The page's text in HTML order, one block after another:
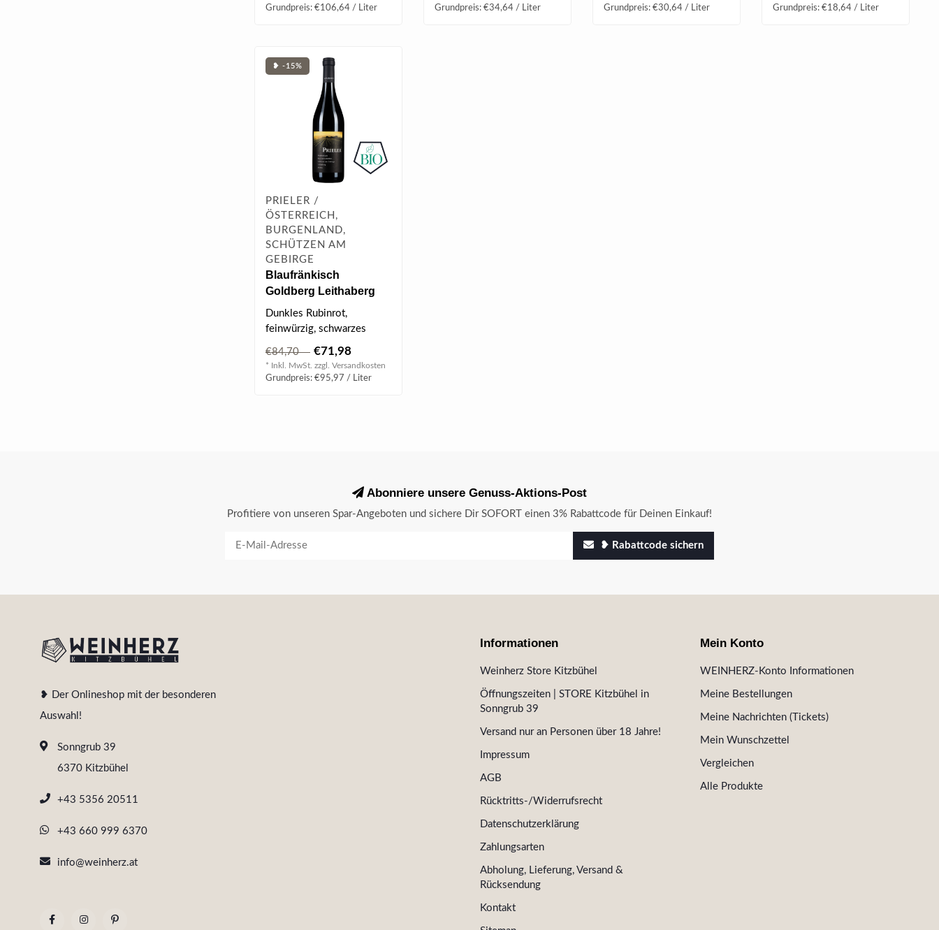
Grundpreis: €106,64 / Liter
Grundpreis: €34,64 / Liter
Grundpreis: €30,64 / Liter
Grundpreis: €18,64 / Liter
❥ -15%
PRIELER /
ÖSTERREICH,
BURGENLAND,
SCHÜTZEN AM
GEBIRGE
Blaufränkisch
Goldberg Leithaberg
DAC 2022 0.75 l
Dunkles Rubinrot,
feinwürzig, schwarzes
Amarenakirschen, ..
€84,70 €71,98
* Inkl. MwSt. zzgl. Versandkosten
Grundpreis: €95,97 / Liter
Abonniere unsere Genuss-Aktions-Post
Profitiere von unseren Spar-Angeboten und sichere Dir SOFORT einen 3% Rabattcode für Deinen Einkauf!
❥ Rabattcode sichern
❥ Der Onlineshop mit der besonderen
Auswahl!
Sonngrub 39
6370 Kitzbühel
+43 5356 20511
+43 660 999 6370
info@weinherz.at
Informationen
Weinherz Store Kitzbühel
Öffnungszeiten | STORE Kitzbühel in
Sonngrub 39
Versand nur an Personen über 18 Jahre!
Impressum
AGB
Rücktritts-/Widerrufsrecht
Datenschutzerklärung
Zahlungsarten
Abholung, Lieferung, Versand &
Rücksendung
Kontakt
Mein Konto
WEINHERZ-Konto Informationen
Meine Bestellungen
Meine Nachrichten (Tickets)
Mein Wunschzettel
Vergleichen
Alle Produkte